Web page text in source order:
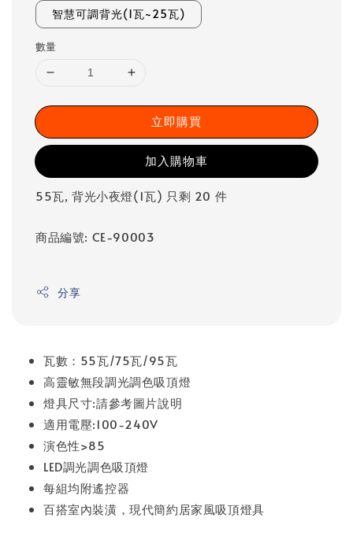
智慧可調背光(1瓦~25瓦)
數量
立即購買
加入購物車
55瓦, 背光小夜燈(1瓦) 只剩 20 件
商品編號: CE-90003
分享
瓦數：55瓦/75瓦/95瓦
高靈敏無段調光調色吸頂燈
燈具尺寸:請參考圖片說明
適用電壓:100-240V
演色性>85
LED調光調色吸頂燈
每組均附遙控器
百搭室內裝潢，現代簡約居家風吸頂燈具